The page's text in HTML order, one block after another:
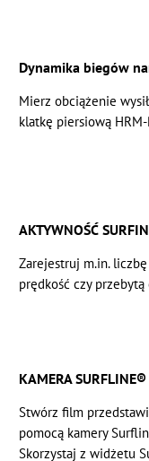
Dynamika biegów
Mierz obciążenie
klatkę piersiową
AKTYWNOŚĆ
Zarejestruj m.in.
prędkość czy przebytą
KAMERA SURFLINE®
Stwórz film
pomocą kamery
Skorzystaj z widżetu